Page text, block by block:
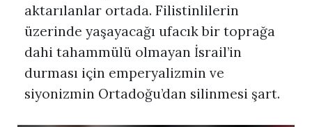
aktarılanlar ortada. Filistinlilerin
üzerinde yaşayacağı ufacık bir toprağa
dahi tahammülü olmayan İsrail’in
durması için emperyalizmin ve
siyonizmin Ortadoğu’dan silinmesi şart.